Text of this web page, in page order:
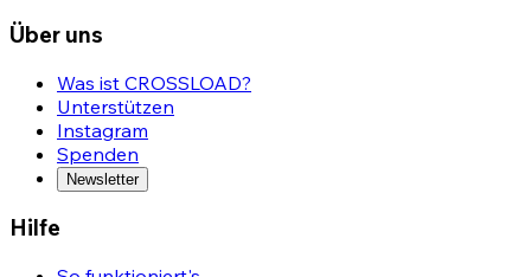
Über uns
Was ist CROSSLOAD?
Unterstützen
Instagram
Spenden
Newsletter
Hilfe